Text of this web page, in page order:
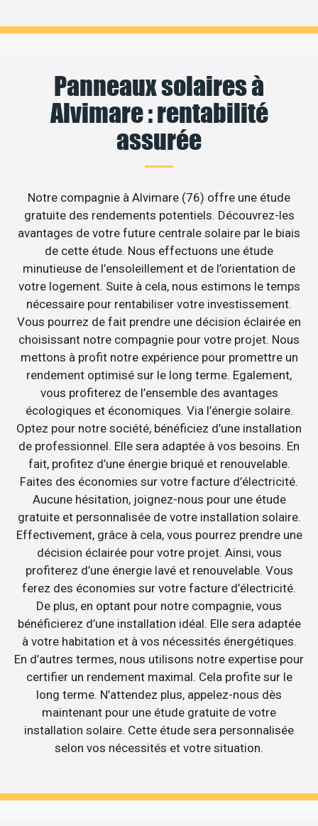
Panneaux solaires à
Alvimare : rentabilité
assurée
Notre compagnie à Alvimare (76) offre une étude
gratuite des rendements potentiels. Découvrez-les
avantages de votre future centrale solaire par le biais
de cette étude. Nous effectuons une étude
minutieuse de l’ensoleillement et de l’orientation de
votre logement. Suite à cela, nous estimons le temps
nécessaire pour rentabiliser votre investissement.
Vous pourrez de fait prendre une décision éclairée en
choisissant notre compagnie pour votre projet. Nous
mettons à profit notre expérience pour promettre un
rendement optimisé sur le long terme. Egalement,
vous profiterez de l’ensemble des avantages
écologiques et économiques. Via l’énergie solaire.
Optez pour notre société, bénéficiez d’une installation
de professionnel. Elle sera adaptée à vos besoins. En
fait, profitez d’une énergie briqué et renouvelable.
Faites des économies sur votre facture d’électricité.
Aucune hésitation, joignez-nous pour une étude
gratuite et personnalisée de votre installation solaire.
Effectivement, grâce à cela, vous pourrez prendre une
décision éclairée pour votre projet. Ainsi, vous
profiterez d’une énergie lavé et renouvelable. Vous
ferez des économies sur votre facture d’électricité.
De plus, en optant pour notre compagnie, vous
bénéficierez d’une installation idéal. Elle sera adaptée
à votre habitation et à vos nécessités énergétiques.
En d’autres termes, nous utilisons notre expertise pour
certifier un rendement maximal. Cela profite sur le
long terme. N’attendez plus, appelez-nous dès
maintenant pour une étude gratuite de votre
installation solaire. Cette étude sera personnalisée
selon vos nécessités et votre situation.